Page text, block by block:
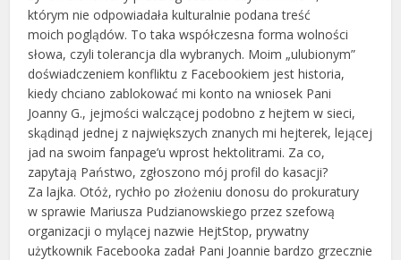
którym nie odpowiadała kulturalnie podana treść
moich poglądów. To taka współczesna forma wolności
słowa, czyli tolerancja dla wybranych. Moim „ulubionym”
doświadczeniem konfliktu z Facebookiem jest historia,
kiedy chciano zablokować mi konto na wniosek Pani
Joanny G., jejmości walczącej podobno z hejtem w sieci,
skądinąd jednej z największych znanych mi hejterek, lejącej
jad na swoim fanpage’u wprost hektolitrami. Za co,
zapytają Państwo, zgłoszono mój profil do kasacji?
Za lajka. Otóż, rychło po złożeniu donosu do prokuratury
w sprawie Mariusza Pudzianowskiego przez szefową
organizacji o mylącej nazwie HejtStop, prywatny
użytkownik Facebooka zadał Pani Joannie bardzo grzecznie